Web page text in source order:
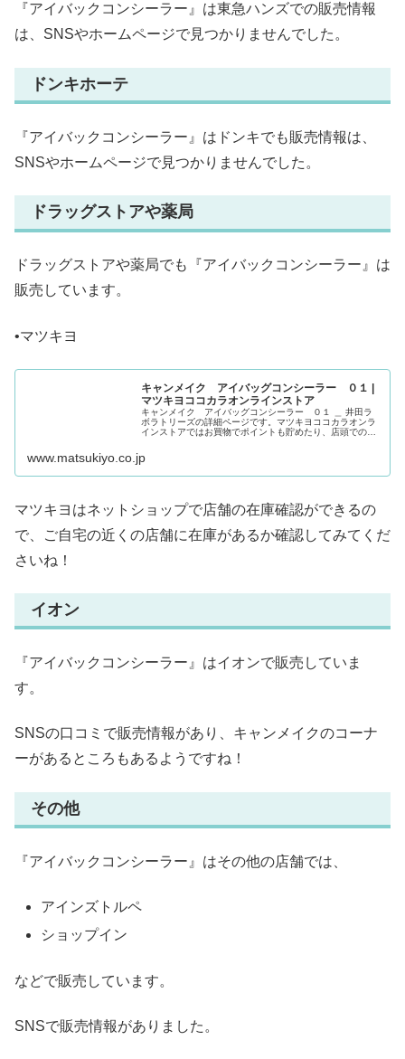
『アイバックコンシーラー』は東急ハンズでの販売情報
は、SNSやホームページで見つかりませんでした。
ドンキホーテ
『アイバックコンシーラー』はドンキでも販売情報は、
SNSやホームページで見つかりませんでした。
ドラッグストアや薬局
ドラッグストアや薬局でも『アイバックコンシーラー』は
販売しています。
•マツキヨ
キャンメイク アイバッグコンシーラー ０１ |
マツキヨココカラオンラインストア
キャンメイク アイバッグコンシーラー ０１ ＿ 井田ラ
ボラトリーズの詳細ページです。マツキヨココカラオンラ
インストアではお買物でポイントも貯めたり、店頭での受
www.matsukiyo.co.jp
マツキヨはネットショップで店舗の在庫確認ができるの
で、ご自宅の近くの店舗に在庫があるか確認してみてくだ
さいね！
イオン
『アイバックコンシーラー』はイオンで販売していま
す。
SNSの口コミで販売情報があり、キャンメイクのコーナ
ーがあるところもあるようですね！
その他
『アイバックコンシーラー』はその他の店舗では、
アインズトルペ
ショップイン
などで販売しています。
SNSで販売情報がありました。